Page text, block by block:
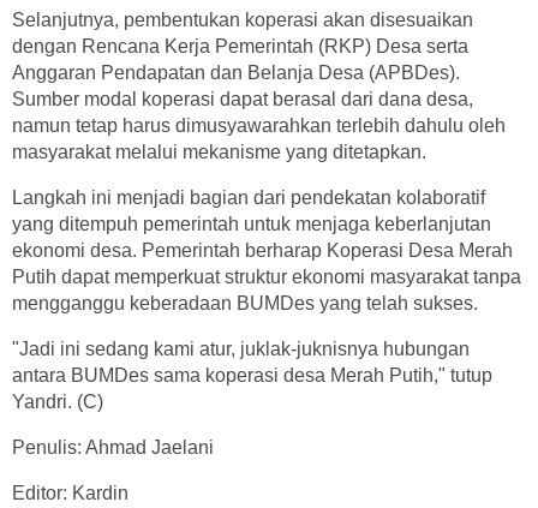
Selanjutnya, pembentukan koperasi akan disesuaikan
dengan Rencana Kerja Pemerintah (RKP) Desa serta
Anggaran Pendapatan dan Belanja Desa (APBDes).
Sumber modal koperasi dapat berasal dari dana desa,
namun tetap harus dimusyawarahkan terlebih dahulu oleh
masyarakat melalui mekanisme yang ditetapkan.
Langkah ini menjadi bagian dari pendekatan kolaboratif
yang ditempuh pemerintah untuk menjaga keberlanjutan
ekonomi desa. Pemerintah berharap Koperasi Desa Merah
Putih dapat memperkuat struktur ekonomi masyarakat tanpa
mengganggu keberadaan BUMDes yang telah sukses.
"Jadi ini sedang kami atur, juklak-juknisnya hubungan
antara BUMDes sama koperasi desa Merah Putih," tutup
Yandri. (C)
Penulis: Ahmad Jaelani
Editor: Kardin